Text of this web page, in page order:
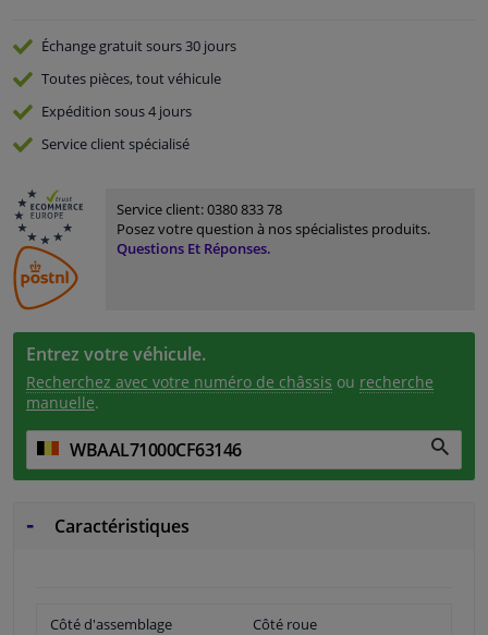
Échange gratuitsours 30 jours
Toutes pièces, tout véhicule
Expédition sous 4 jours
Serviceclient spécialisé
Service client:0380 833 78
Posez votre question à nos spécialistes produits.
Questions Et Réponses.
Entrez votre véhicule.
Recherchez avec votre numéro de châssis ou recherche
manuelle.
Caractéristiques
Côté d'assemblage Côté roue